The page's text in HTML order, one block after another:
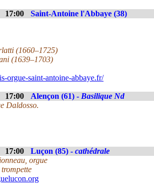
17:00
Saint-Antoine l'Abbaye (38)
(1660–1725)
(1639–1703)
orgue-saint-antoine-abbaye.fr/
17:00 Alençon (61) - Basilique Nd
Daldosso.
17:00 Luçon (85) - cathédrale
orgue